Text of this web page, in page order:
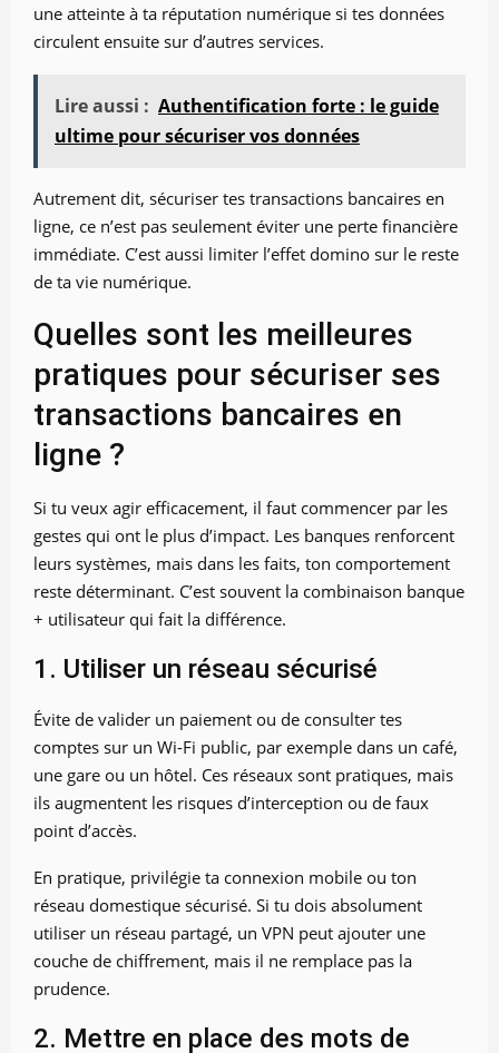
une atteinte à ta réputation numérique si tes données
circulent ensuite sur d’autres services.
Lire aussi : Authentification forte : le guide
ultime pour sécuriser vos données
Autrement dit, sécuriser tes transactions bancaires en
ligne, ce n’est pas seulement éviter une perte financière
immédiate. C’est aussi limiter l’effet domino sur le reste
de ta vie numérique.
Quelles sont les meilleures
pratiques pour sécuriser ses
transactions bancaires en
ligne ?
Si tu veux agir efficacement, il faut commencer par les
gestes qui ont le plus d’impact. Les banques renforcent
leurs systèmes, mais dans les faits, ton comportement
reste déterminant. C’est souvent la combinaison banque
+ utilisateur qui fait la différence.
1. Utiliser un réseau sécurisé
Évite de valider un paiement ou de consulter tes
comptes sur un Wi-Fi public, par exemple dans un café,
une gare ou un hôtel. Ces réseaux sont pratiques, mais
ils augmentent les risques d’interception ou de faux
point d’accès.
En pratique, privilégie ta connexion mobile ou ton
réseau domestique sécurisé. Si tu dois absolument
utiliser un réseau partagé, un VPN peut ajouter une
couche de chiffrement, mais il ne remplace pas la
prudence.
2. Mettre en place des mots de